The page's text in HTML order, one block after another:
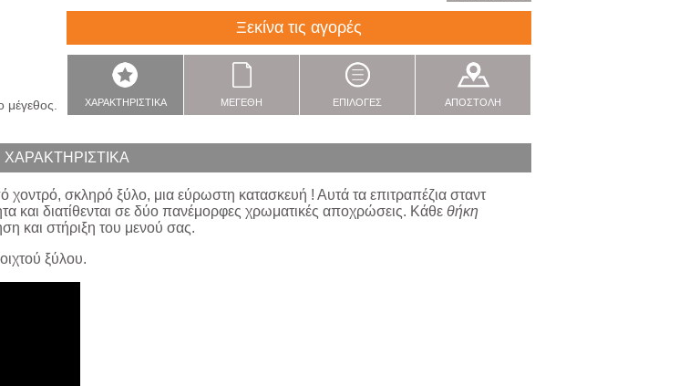
μέγεθος.
Ξεκίνα τις αγορές
ΧΑΡΑΚΤΗΡΙΣΤΙΚΑ ΜΕΓΕΘΗ ΕΠΙΛΟΓΕΣ ΑΠΟΣΤΟΛΗ
ΧΑΡΑΚΤΗΡΙΣΤΙΚΑ
χοντρό, σκληρό ξύλο, μια εύρωστη κατασκευή ! Αυτά τα επιτραπέζια σταντ
και διατίθενται σε δύο πανέμορφες χρωματικές αποχρώσεις. Κάθε θήκη
και στήριξη του μενού σας.
ξύλου.